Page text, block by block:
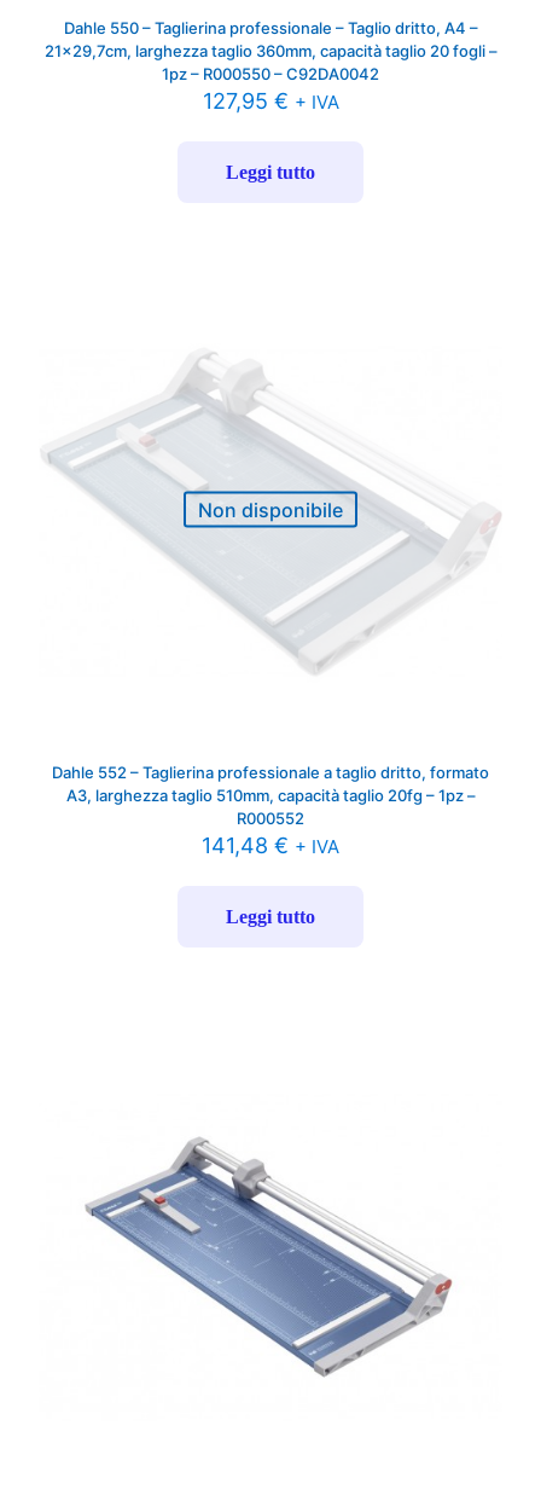
Dahle 550 – Taglierina professionale – Taglio dritto, A4 –
21×29,7cm, larghezza taglio 360mm, capacità taglio 20 fogli –
1pz – R000550 – C92DA0042
127,95 € + IVA
Leggi tutto
Non disponibile
Dahle 552 – Taglierina professionale a taglio dritto, formato
A3, larghezza taglio 510mm, capacità taglio 20fg – 1pz –
R000552
141,48 € + IVA
Leggi tutto